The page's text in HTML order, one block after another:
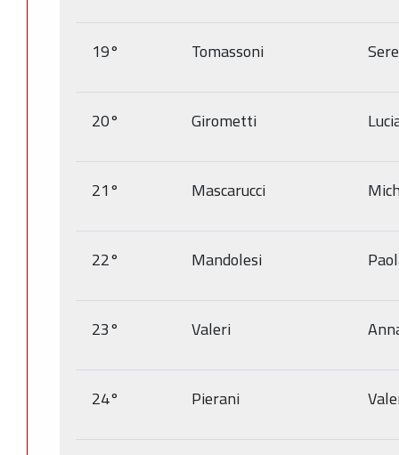
19° Tomassoni
20° Girometti
21° Mascarucci
22° Mandolesi
23° Valeri
24° Pierani